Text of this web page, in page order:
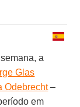
a
Glas
Odebrecht–
em